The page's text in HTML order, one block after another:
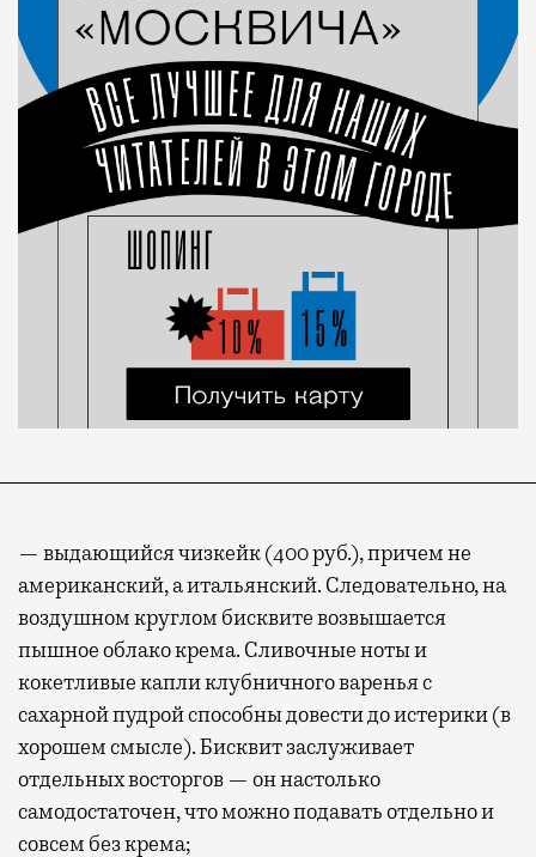
— выдающийся чизкейк (400 руб.), причем не
американский, а итальянский. Следовательно, на
воздушном круглом бисквите возвышается
пышное облако крема. Сливочные ноты и
кокетливые капли клубничного варенья с
сахарной пудрой способны довести до истерики (в
хорошем смысле). Бисквит заслуживает
отдельных восторгов — он настолько
самодостаточен, что можно подавать отдельно и
совсем без крема;